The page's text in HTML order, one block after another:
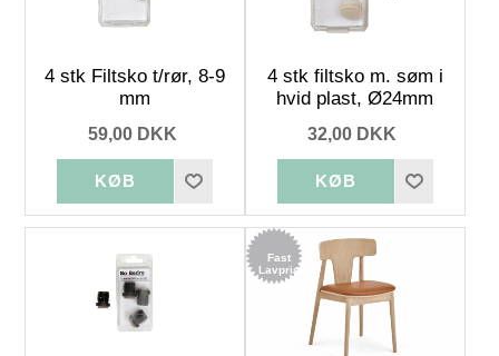
4 stk Filtsko t/rør, 8-9
mm
59,00 DKK
4 stk filtsko m. søm i
hvid plast, Ø24mm
32,00 DKK
Fast
Lavpris